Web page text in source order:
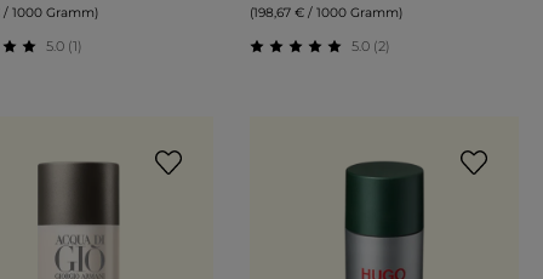
/ 1000 Gramm)
5.0 (1)
(198,67 € / 1000 Gramm)
5.0 (2)